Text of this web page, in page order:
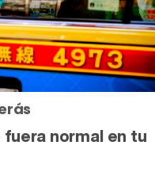
normal en tu